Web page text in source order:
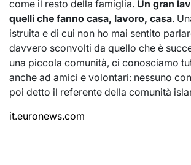
come il resto della famiglia. Un gran
quelli che fanno casa, lavoro, casa.
istruita e di cui non ho mai sentito
davvero sconvolti da quello che è
una piccola comunità, ci conosciamo
anche ad amici e volontari: nessuno
poi detto il referente della comunità
it.euronews.com